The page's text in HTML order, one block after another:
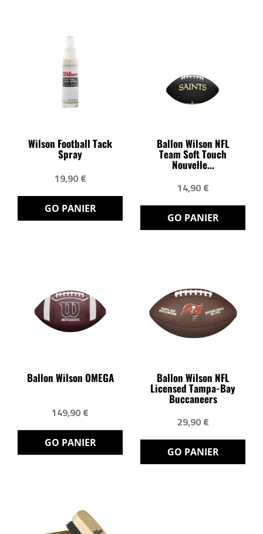
Wilson Football Tack
Spray
19,90 €
GO PANIER
Ballon Wilson NFL
Team Soft Touch
Nouvelle...
14,90 €
GO PANIER
Ballon Wilson OMEGA
149,90 €
GO PANIER
Ballon Wilson NFL
Licensed Tampa-Bay
Buccaneers
29,90 €
GO PANIER